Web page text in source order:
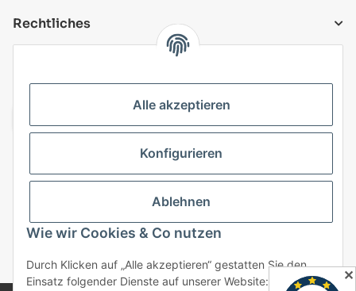
Rechtliches
Vertrag widerrufen
* Alle Preise inkl. gesetzlicher USt., zzgl.Versand
Alle akzeptieren
Konfigurieren
Ablehnen
Wie wir Cookies & Co nutzen
Durch Klicken auf „Alle akzeptieren“ gestatten Sie den
Einsatz folgender Dienste auf unserer Website: Technisch
✕